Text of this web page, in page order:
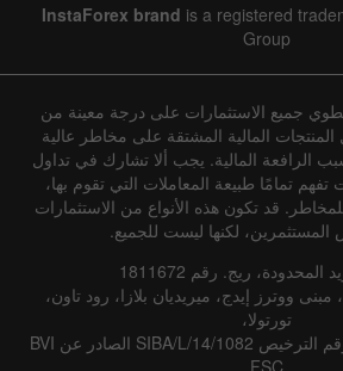
InstaForex brand is a registered
Group
جميع الاستثمارات على درجة معينة من
المالية المشتقة على مخاطر عالية
الرافعة المالية. يجب ألا تشارك في تداول
تفهم تمامًا طبيعة المعاملات التي تقوم بها،
قد تكون هذه الأنواع من الاستثمارات
المستثمرين، لكنها ليست للجميع.
ريج. رقم 1811672
مبنى ووترز إيدج، ميريديان بلازا، رود تاون،
تورتولا،
جزر فيرجن البريطانية رقم الترخيص SIBA/L/14/1082 الصادر عن BVI
FSC